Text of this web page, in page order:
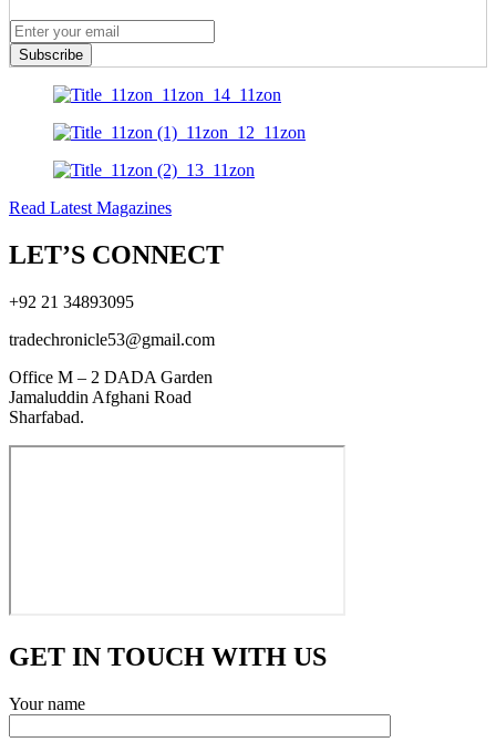
Subscribe
Read Latest Magazines
LET’S CONNECT
+92 21 34893095
tradechronicle53@gmail.com
Office M – 2 DADA Garden
Jamaluddin Afghani Road
Sharfabad.
GET IN TOUCH WITH US
Your name